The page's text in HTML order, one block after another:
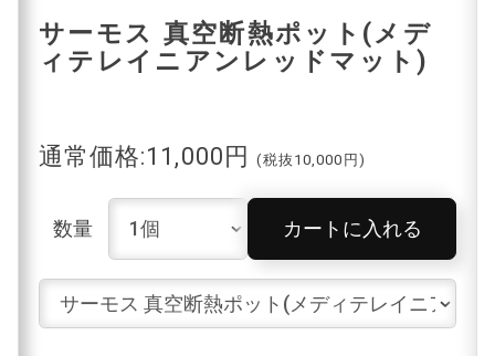
サーモス 真空断熱ポット(メデ
ィテレイニアンレッドマット)
通常価格:11,000円 (税抜10,000円)
数量 カートに入れる